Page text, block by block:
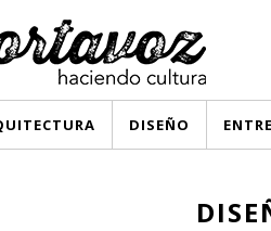
DISEÑO